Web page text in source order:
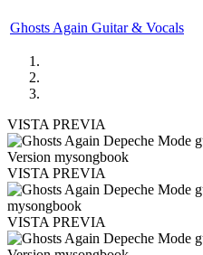
Ghosts Again Guitar & Vocals
VISTA PREVIA
VISTA PREVIA
VISTA PREVIA